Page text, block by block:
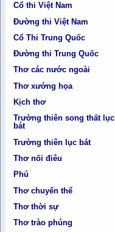
Cổ thi Việt Nam
Đường thi Việt Nam
Cổ Thi Trung Quốc
Đường thi Trung Quốc
Thơ các nước ngoài
Thơ xướng họa
Kịch thơ
Trường thiên song thất lục
bát
Trường thiên lục bát
Thơ nối điêu
Phú
Thơ chuyển thể
Thơ thời sự
Thơ trào phúng